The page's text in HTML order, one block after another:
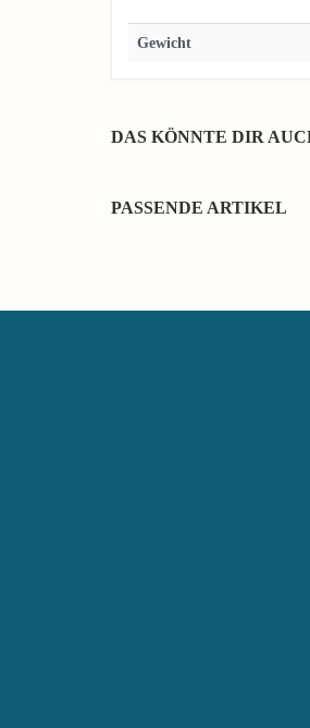
Gewicht
DAS KÖNNTE DIR
PASSENDE ARTIKEL